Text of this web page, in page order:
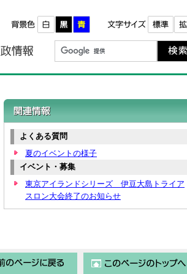
町政情報
よくある質問
夏のイベントの様子
イベント・募集
東京アイランドシリーズ 伊豆大島トライア
スロン大会終了のお知らせ
前のページに戻る